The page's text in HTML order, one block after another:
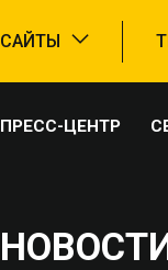
САЙТЫ
ПРЕСС-ЦЕНТР